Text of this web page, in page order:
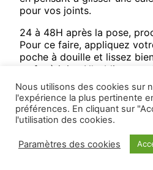
pour vos joints.
24 à 48H après la pose,
Pour ce faire, appliquez
poche à douille et lissez
un fer à joint. N’oubliez pas
humide chaque
Nous utilisons des cookies sur
l'expérience la plus pertinente
préférences. En cliquant sur
l'utilisation des cookies.
Paramètres des cookies